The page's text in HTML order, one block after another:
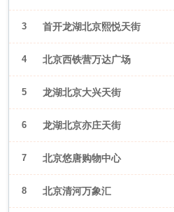
3 首开龙湖北京熙悦天街
4 北京西铁营万达广场
5 龙湖北京大兴天街
6 龙湖北京亦庄天街
7 北京悠唐购物中心
8 北京清河万象汇